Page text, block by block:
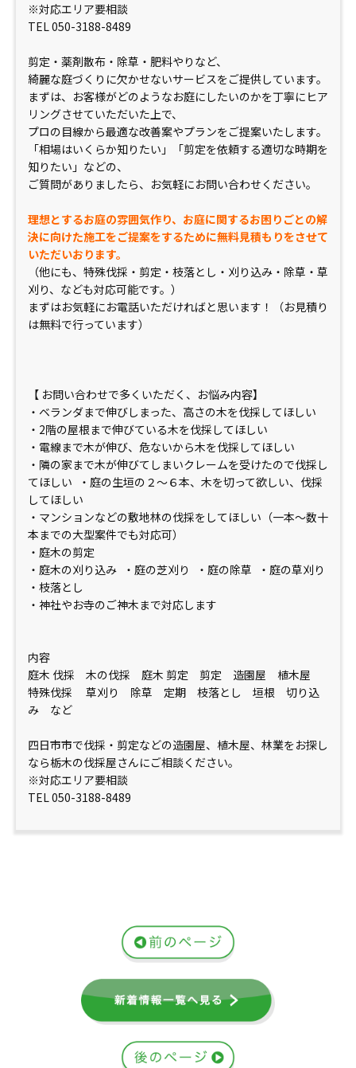
※対応エリア要相談
TEL 050-3188-8489
剪定・薬剤散布・除草・肥料やりなど、
綺麗な庭づくりに欠かせないサービスをご提供しています。
まずは、お客様がどのようなお庭にしたいのかを丁寧にヒア
リングさせていただいた上で、
プロの目線から最適な改善案やプランをご提案いたします。
「相場はいくらか知りたい」「剪定を依頼する適切な時期を
知りたい」などの、
ご質問がありましたら、お気軽にお問い合わせください。
理想とするお庭の雰囲気作り、お庭に関するお困りごとの解
決に向けた施工をご提案をするために無料見積もりをさせて
いただいおります。
（他にも、特殊伐採・剪定・枝落とし・刈り込み・除草・草
刈り、なども対応可能です。）
まずはお気軽にお電話いただければと思います！（お見積り
は無料で行っています）
【 お問い合わせで多くいただく、お悩み内容】
・ベランダまで伸びしまった、高さの木を伐採してほしい
・2階の屋根まで伸びている木を伐採してほしい
・電線まで木が伸び、危ないから木を伐採してほしい
・隣の家まで木が伸びてしまいクレームを受けたので伐採し
てほしい ・庭の生垣の２〜６本、木を切って欲しい、伐採
してほしい
・マンションなどの敷地林の伐採をしてほしい（一本〜数十
本までの大型案件でも対応可）
・庭木の剪定
・庭木の刈り込み ・庭の芝刈り ・庭の除草 ・庭の草刈り
・枝落とし
・神社やお寺のご神木まで対応します
内容
庭木 伐採 木の伐採 庭木 剪定 剪定 造園屋 植木屋
特殊伐採 草刈り 除草 定期 枝落とし 垣根 切り込
み など
四日市市で伐採・剪定などの造園屋、植木屋、林業をお探し
なら栃木の伐採屋さんにご相談ください。
※対応エリア要相談
TEL 050-3188-8489